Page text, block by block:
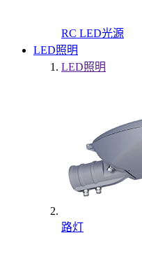
RC LED光源
LED照明
LED照明
路灯